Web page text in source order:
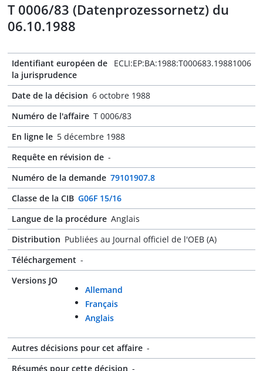
T 0006/83 (Datenprozessornetz) du
06.10.1988
Identifiant européen de
la jurisprudence
ECLI:EP:BA:1988:T000683.19881006
Date de la décision 6 octobre 1988
Numéro de l'affaire T 0006/83
En ligne le 5 décembre 1988
Requête en révision de -
Numéro de la demande 79101907.8
Classe de la CIB G06F 15/16
Langue de la procédure Anglais
Distribution Publiées au Journal officiel de l'OEB (A)
Téléchargement -
Versions JO
Allemand
Français
Anglais
Autres décisions pour cet affaire -
Résumés pour cette décision -